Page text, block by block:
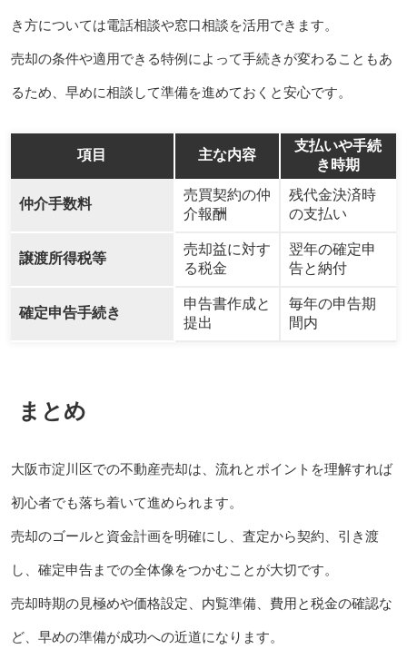
き方については電話相談や窓口相談を活用できます。
売却の条件や適用できる特例によって手続きが変わることもあ
るため、早めに相談して準備を進めておくと安心です。
項目 主な内容
支払いや手続
き時期
仲介手数料
売買契約の仲
介報酬
残代金決済時
の支払い
譲渡所得税等
売却益に対す
る税金
翌年の確定申
告と納付
確定申告手続き
申告書作成と
提出
毎年の申告期
間内
まとめ
大阪市淀川区での不動産売却は、流れとポイントを理解すれば
初心者でも落ち着いて進められます。
売却のゴールと資金計画を明確にし、査定から契約、引き渡
し、確定申告までの全体像をつかむことが大切です。
売却時期の見極めや価格設定、内覧準備、費用と税金の確認な
ど、早めの準備が成功への近道になります。